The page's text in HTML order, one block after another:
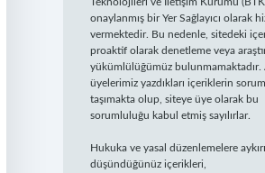
onaylanmış bir Yer Sağlayıcı olarak
vermektedir. Bu nedenle, sitedeki
proaktif olarak denetleme veya
yükümlülüğümüz bulunmamaktadır.
üyelerimiz yazdıkları içeriklerin
taşımakta olup, siteye üye olarak bu
sorumluluğu kabul etmiş sayılırlar.
Hukuka ve yasal düzenlemelere
düşündüğünüz içerikleri,